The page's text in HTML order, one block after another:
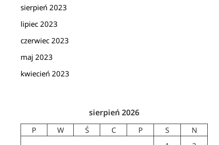
sierpień 2023
lipiec 2023
czerwiec 2023
maj 2023
kwiecień 2023
sierpień 2026
P W Ś C P S
N